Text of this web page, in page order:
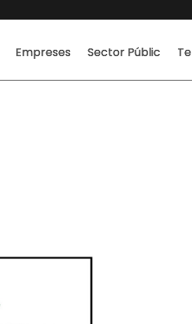
Empreses Sector Públic